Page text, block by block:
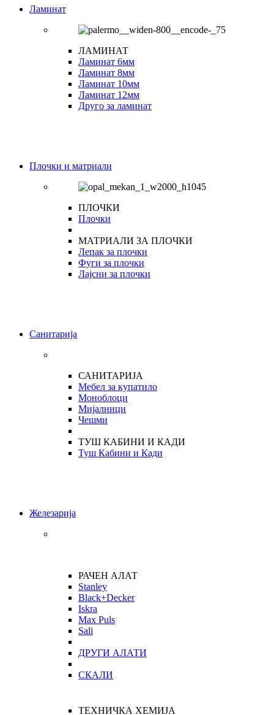
Ламинат
ЛАМИНАТ
Ламинат 6мм
Ламинат 8мм
Ламинат 10мм
Ламинат 12мм
Друго за ламинат
Плочки и матриали
ПЛОЧКИ
Плочки
МАТРИАЛИ ЗА ПЛОЧКИ
Лепак за плочки
Фуги за плочки
Лајсни за плочки
Санитарија
САНИТАРИЈА
Мебел за купатило
Моноблоци
Мијалници
Чешми
ТУШ КАБИНИ И КАДИ
Туш Кабини и Кади
Железарија
РАЧЕН АЛАТ
Stanley
Black+Decker
Iskra
Max Puls
Sali
ДРУГИ АЛАТИ
СКАЛИ
ТЕХНИЧКА ХЕМИЈА